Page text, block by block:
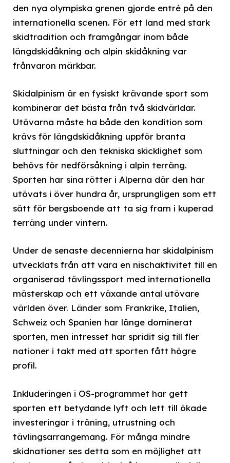
den nya olympiska grenen gjorde entré på den
internationella scenen. För ett land med stark
skidtradition och framgångar inom både
längdskidåkning och alpin skidåkning var
frånvaron märkbar.
Skidalpinism är en fysiskt krävande sport som
kombinerar det bästa från två skidvärldar.
Utövarna måste ha både den kondition som
krävs för längdskidåkning uppför branta
sluttningar och den tekniska skicklighet som
behövs för nedförsåkning i alpin terräng.
Sporten har sina rötter i Alperna där den har
utövats i över hundra år, ursprungligen som ett
sätt för bergsboende att ta sig fram i kuperad
terräng under vintern.
Under de senaste decennierna har skidalpinism
utvecklats från att vara en nischaktivitet till en
organiserad tävlingssport med internationella
mästerskap och ett växande antal utövare
världen över. Länder som Frankrike, Italien,
Schweiz och Spanien har länge dominerat
sporten, men intresset har spridit sig till fler
nationer i takt med att sporten fått högre
profil.
Inkluderingen i OS-programmet har gett
sporten ett betydande lyft och lett till ökade
investeringar i träning, utrustning och
tävlingsarrangemang. För många mindre
skidnationer ses detta som en möjlighet att